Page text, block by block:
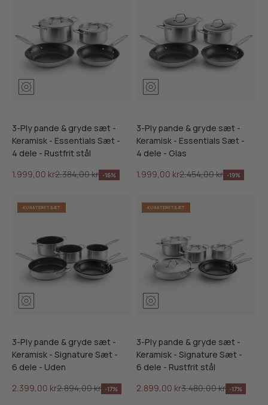
3-Ply pande & gryde sæt -
Keramisk - Essentials Sæt -
4 dele - Rustfrit stål
Salgspris
1.999,00 krNormalpris
2.384,00 kr -16%
3-Ply pande & gryde sæt -
Keramisk - Essentials Sæt -
4 dele - Glas
Salgspris
1.999,00 krNormalpris
2.454,00 kr -19%
KURATERET SÆT
3-Ply pande & gryde sæt -
Keramisk - Signature Sæt -
6 dele - Uden
Salgspris
2.399,00 krNormalpris
2.894,00 kr -17%
KURATERET SÆT
3-Ply pande & gryde sæt -
Keramisk - Signature Sæt -
6 dele - Rustfrit stål
Salgspris
2.899,00 krNormalpris
3.480,00 kr -17%